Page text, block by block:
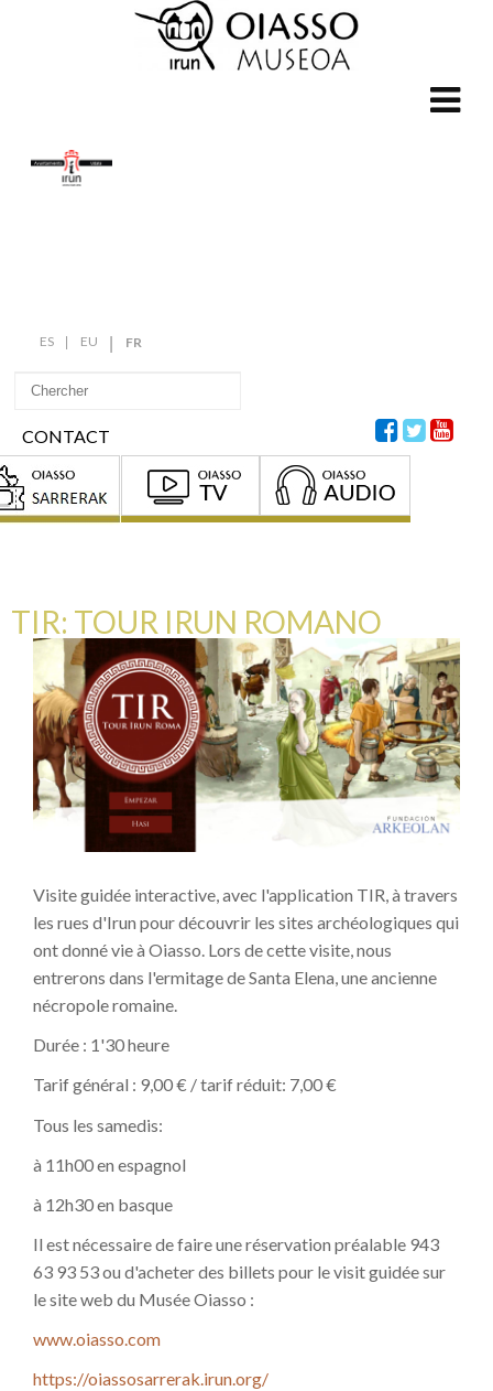
ES EU FR
CONTACT
TIR: TOUR IRUN ROMANO
Visite guidée interactive, avec l'application TIR, à travers
les rues d'Irun pour découvrir les sites archéologiques qui
ont donné vie à Oiasso. Lors de cette visite, nous
entrerons dans l'ermitage de Santa Elena, une ancienne
nécropole romaine.
Durée : 1'30 heure
Tarif général : 9,00 € / tarif réduit: 7,00 €
Tous les samedis:
à 11h00 en espagnol
à 12h30 en basque
Il est nécessaire de faire une réservation préalable 943
63 93 53 ou d'acheter des billets pour le visit guidée sur
le site web du Musée Oiasso :
www.oiasso.com
https://oiassosarrerak.irun.org/